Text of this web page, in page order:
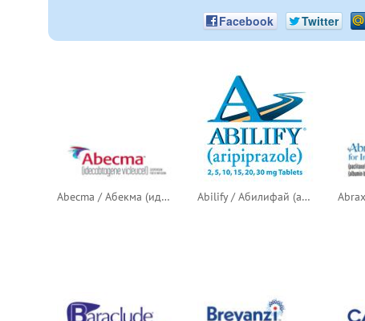
Facebook Twitter
Abecma / Абекма (идекабтаген виклейцел) Abilify / Абилифай (арипипразол)